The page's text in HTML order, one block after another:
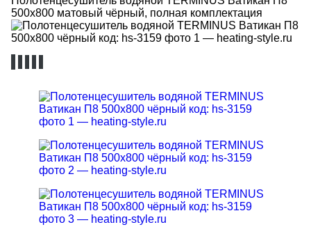
500х800 матовый чёрный, полная комплектация